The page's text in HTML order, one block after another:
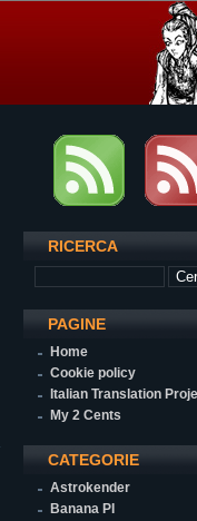
RICERCA
PAGINE
Home
Cookie policy
Italian Translation
My 2 Cents
CATEGORIE
Astrokender
Banana PI